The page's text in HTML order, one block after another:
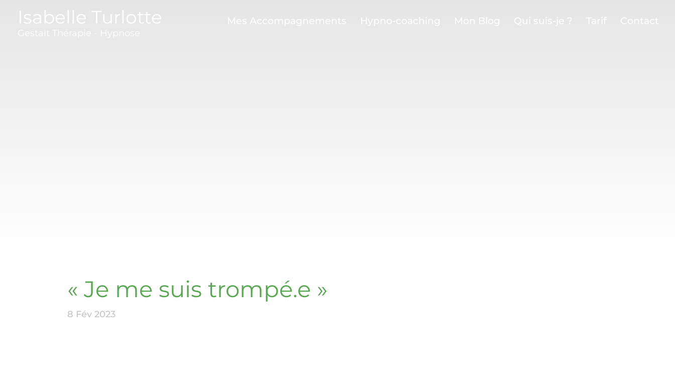
Isabelle Turlotte Mes Accompagnements Hypno-coaching Mon Blog Qui suis-je ? Tarif Contact
« Je me suis trompé.e »
8 Fév 2023